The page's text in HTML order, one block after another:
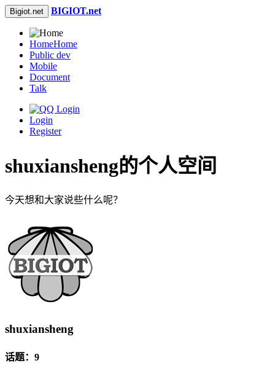
Bigiot.net BIGIOT.net
HomeHome
Public dev
Mobile
Document
Talk
Login
Register
shuxiansheng的个人空间
今天想和大家说些什么呢？
shuxiansheng
话题：9